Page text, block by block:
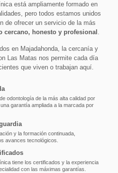
está ampliamente formado en
pero todos estamos unidos
de ofrecer un servicio de la más
cercano, honesto y profesional .
en Majadahonda, la cercanía y
Las Matas nos permite cada día
que viven o trabajan aquí.
odontología de la más alta calidad por
garantía ampliada a la marcada por
y la formación continuada,
avances tecnológicos.
tiene los certificados y la experiencia
con las máximas garantías.